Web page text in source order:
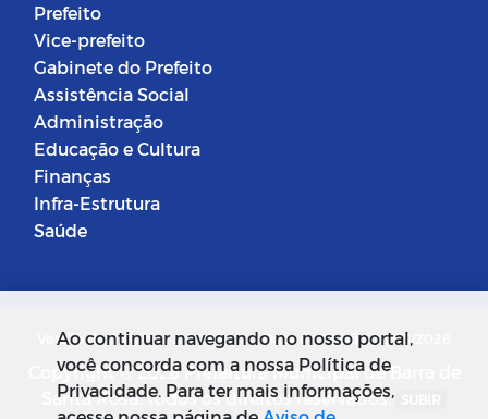
Prefeito
Vice-prefeito
Gabinete do Prefeito
Assistência Social
Administração
Educação e Cultura
Finanças
Infra-Estrutura
Saúde
Versão do Sistema: 5.0.268 Data da Versão: 18/03/2026
Copyright © 2026 Prefeitura Municipal de Barra de
Santa Rosa. Todos os direitos reservados.
Ao continuar navegando no nosso portal,
você concorda com a nossa Política de
Privacidade. Para ter mais informações,